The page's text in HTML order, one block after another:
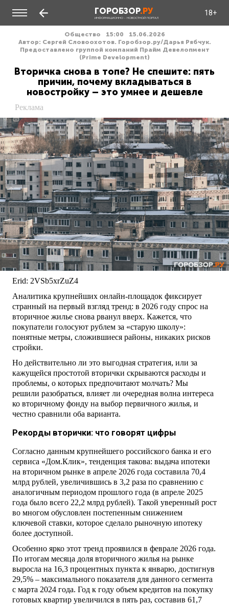
ГОРОБЗОР.РУ
ИНФОРМАЦИОННО - НОВОСТНОЙ ПОРТАЛ
18+
Общество 15:00
15.06.2026
Автор: Сергей Cловоохотов. Горобзор.ру/Дарья Рябчук.
Предоставлено группой компаний Прайм Девелопмент
(Prime Development)
Вторичка снова в топе? Не спешите: пять
причин, почему вкладываться в
новостройку – это умнее и дешевле
Реклама
Erid: 2VSb5xrZuZ4
Аналитика крупнейших онлайн-площадок фиксирует
странный на первый взгляд тренд: в 2026 году спрос на
вторичное жилье снова рванул вверх. Кажется, что
покупатели голосуют рублем за «старую школу»:
понятные метры, сложившиеся районы, никаких рисков
стройки.
Но действительно ли это выгодная стратегия, или за
кажущейся простотой вторички скрываются расходы и
проблемы, о которых предпочитают молчать? Мы
решили разобраться, влияет ли очередная волна интереса
ко вторичному фонду на выбор первичного жилья, и
честно сравнили оба варианта.
Рекорды вторички: что говорят цифры
Согласно данным крупнейшего российского банка и его
сервиса «Дом.Клик», тенденция такова: выдача ипотеки
на вторичном рынке в апреле 2026 года составила 70,4
млрд рублей, увеличившись в 3,2 раза по сравнению с
аналогичным периодом прошлого года (в апреле 2025
года было всего 22,2 млрд рублей). Такой уверенный рост
во многом обусловлен постепенным снижением
ключевой ставки, которое сделало рыночную ипотеку
более доступной.
Особенно ярко этот тренд проявился в феврале 2026 года.
По итогам месяца доля вторичного жилья на рынке
выросла на 16,3 процентных пункта к январю, достигнув
29,5% – максимального показателя для данного сегмента
с марта 2024 года. Год к году объем кредитов на покупку
готовых квартир увеличился в пять раз, составив 61,7